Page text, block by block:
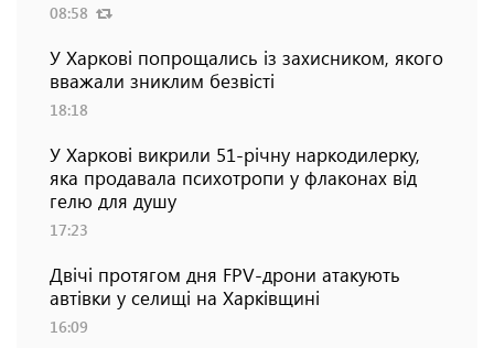
08:58
У Харкові попрощались із захисником, якого
вважали зниклим безвісті
18:18
У Харкові викрили 51-річну наркодилерку,
яка продавала психотропи у флаконах від
гелю для душу
17:23
Двічі протягом дня FPV-дрони атакують
автівки у селищі на Харківщині
16:09